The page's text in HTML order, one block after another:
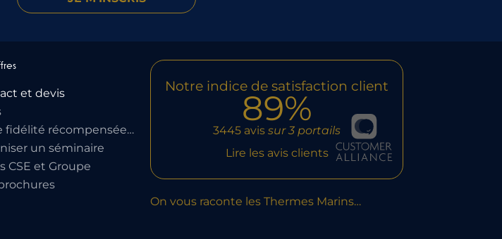
et devis
fidélité récompensée…
un séminaire
CSE et Groupe
Notre indice de satisfaction client
89%
3445 avis sur 3 portails
Lire les avis clients
On vous raconte les Thermes Marins…